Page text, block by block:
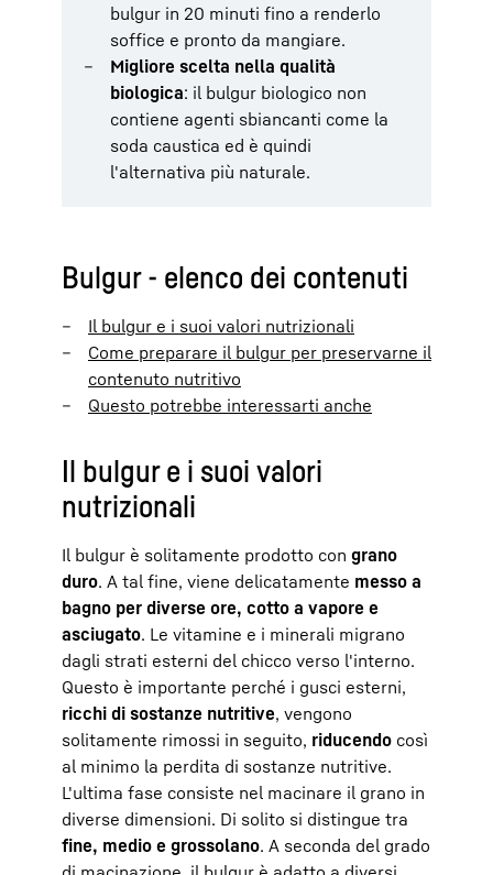
bulgur in 20 minuti fino a renderlo
soffice e pronto da mangiare.
Migliore scelta nella qualità
biologica: il bulgur biologico non
contiene agenti sbiancanti come la
soda caustica ed è quindi
l'alternativa più naturale.
Bulgur - elenco dei contenuti
Il bulgur e i suoi valori nutrizionali
Come preparare il bulgur per preservarne il
contenuto nutritivo
Questo potrebbe interessarti anche
Il bulgur e i suoi valori
nutrizionali
Il bulgur è solitamente prodotto con grano
duro. A tal fine, viene delicatamente messo a
bagno per diverse ore, cotto a vapore e
asciugato. Le vitamine e i minerali migrano
dagli strati esterni del chicco verso l'interno.
Questo è importante perché i gusci esterni,
ricchi di sostanze nutritive, vengono
solitamente rimossi in seguito, riducendo così
al minimo la perdita di sostanze nutritive.
L'ultima fase consiste nel macinare il grano in
diverse dimensioni. Di solito si distingue tra
fine, medio e grossolano. A seconda del grado